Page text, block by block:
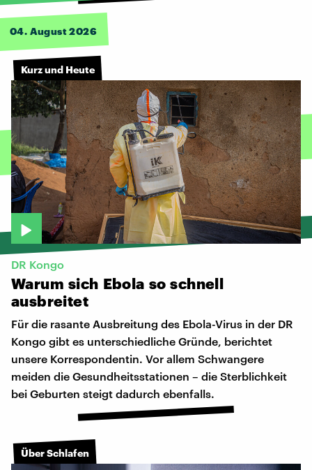
04. August 2026
Kurz und Heute
DR Kongo
Warum sich Ebola so schnell
ausbreitet
Für die rasante Ausbreitung des Ebola-Virus in der DR
Kongo gibt es unterschiedliche Gründe, berichtet
unsere Korrespondentin. Vor allem Schwangere
meiden die Gesundheitsstationen – die Sterblichkeit
bei Geburten steigt dadurch ebenfalls.
Über Schlafen